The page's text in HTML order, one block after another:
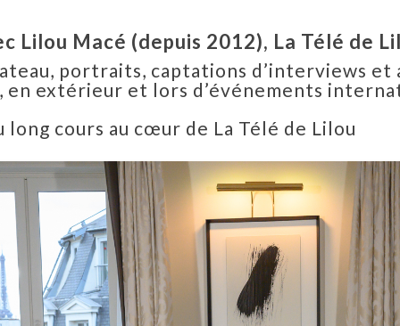
Lilou Macé (depuis 2012), La Télé de
portraits, captations d’interviews et
en extérieur et lors d’événements
cours au cœur de La Télé de Lilou